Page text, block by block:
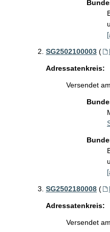
SG2502100003 (
Adressatenkreis:
Versendet
SG2502180008 (
Adressatenkreis:
Versendet